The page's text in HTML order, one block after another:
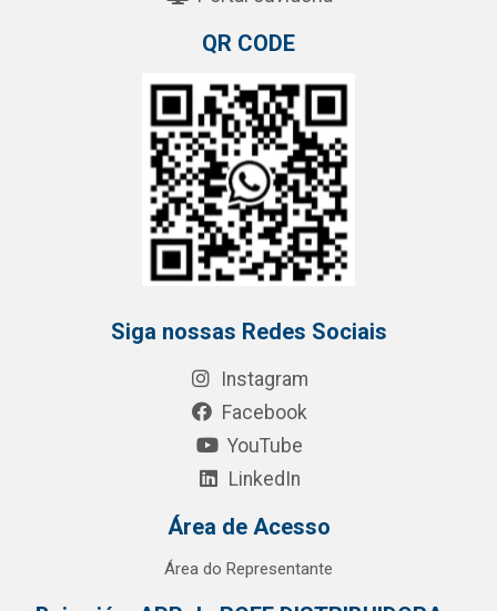
QR CODE
Siga nossas Redes Sociais
Instagram
Facebook
YouTube
LinkedIn
Área de Acesso
Área do Representante